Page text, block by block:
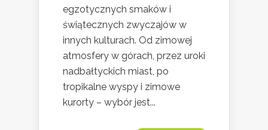
egzotycznych smaków i
świątecznych zwyczajów w
innych kulturach. Od zimowej
atmosfery w górach, przez uroki
nadbałtyckich miast, po
tropikalne wyspy i zimowe
kurorty – wybór jest...